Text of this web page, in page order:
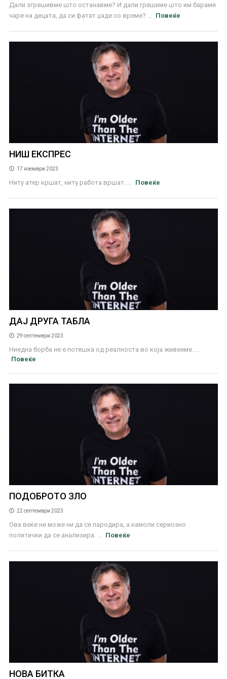
Дали згрешивме што останавме? И дали грешиме што им бараме
чаре на децата, да си фатат џаде со време? ...
Повеќе
НИШ ЕКСПРЕС
17 ноември 2023
Ниту атер кршат, ниту работа вршат. ... Повеќе
ДАЈ ДРУГА ТАБЛА
29 септември 2023
Ниедна борба не е потешка од реалноста во која живееме. ...
Повеќе
ПОДОБРОТО ЗЛО
22 септември 2023
Ова веќе не може ни да се пародира, а камоли сериозно
политички да се анализира. ...
Повеќе
НОВА БИТКА